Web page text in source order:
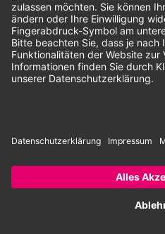
Unsere Zahlungsarten:
Rechnung SEPA-Lastschrift